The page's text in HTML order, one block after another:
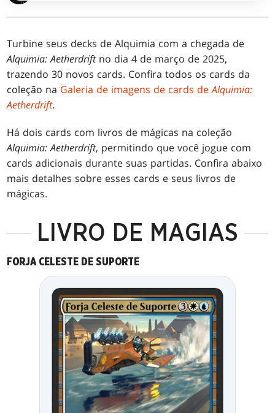
Turbine seus decks de Alquimia com a chegada de
Alquimia: Aetherdriftno dia 4 de março de 2025,
trazendo 30 novos cards. Confira todos os cards da
coleção na Galeria de imagens de cards deAlquimia:
Aetherdrift.
Há dois cards com livros de mágicas na coleção
Alquimia: Aetherdrift, permitindo que você jogue com
cards adicionais durante suas partidas. Confira abaixo
mais detalhes sobre esses cards e seus livros de
mágicas.
LIVRO DE MAGIAS
FORJA CELESTE DE SUPORTE